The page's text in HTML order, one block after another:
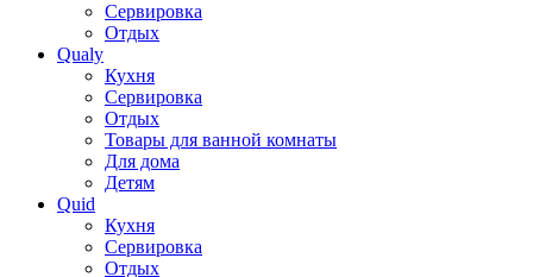
Сервировка
Отдых
Qualy
Кухня
Сервировка
Отдых
Товары для ванной комнаты
Для дома
Детям
Quid
Кухня
Сервировка
Отдых